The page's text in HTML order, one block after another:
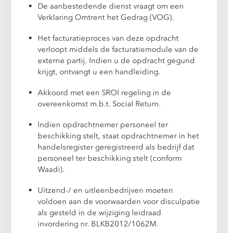
De aanbestedende dienst vraagt om een
Verklaring Omtrent het Gedrag (VOG).
Het facturatieproces van deze opdracht
verloopt middels de facturatiemodule van de
externe partij. Indien u de opdracht gegund
krijgt, ontvangt u een handleiding.
Akkoord met een SROI regeling in de
overeenkomst m.b.t. Social Return.
Indien opdrachtnemer personeel ter
beschikking stelt, staat opdrachtnemer in het
handelsregister geregistreerd als bedrijf dat
personeel ter beschikking stelt (conform
Waadi).
Uitzend-/ en uitleenbedrijven moeten
voldoen aan de voorwaarden voor disculpatie
als gesteld in de wijziging leidraad
invordering nr. BLKB2012/1062M.